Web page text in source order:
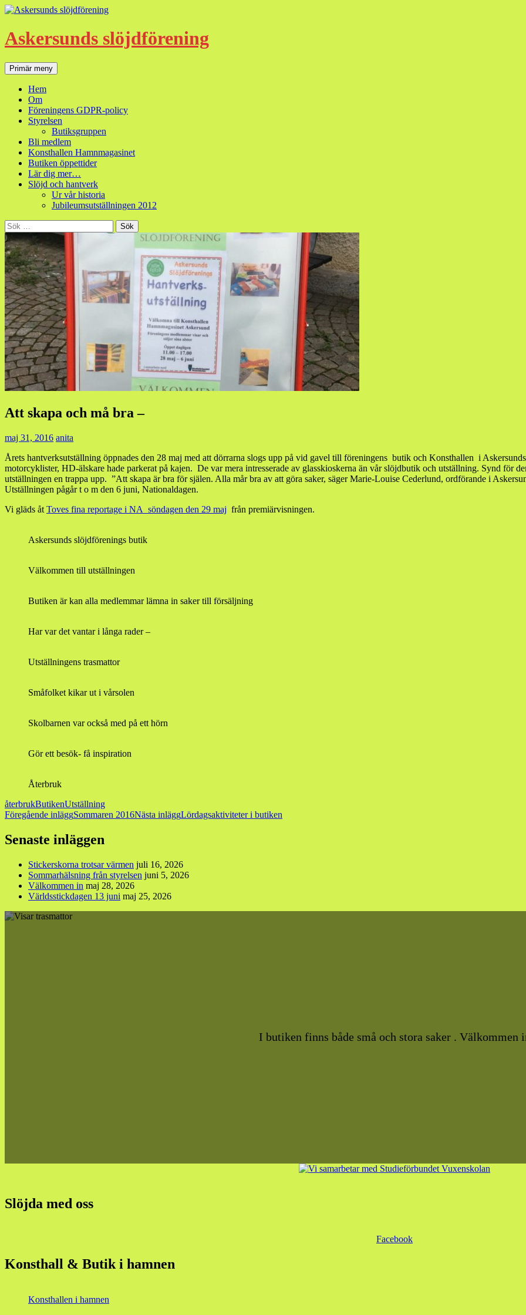
Hoppa
innehåll
Askersunds slöjdförening
SökPrimär meny
Hem
Om
Föreningens GDPR-policy
Styrelsen
Butiksgruppen
Bli medlem
Konsthallen Hamnmagasinet
Butiken öppettider
Lär dig mer…
Slöjd och hantverk
Ur vår historia
Jubileumsutställningen 2012
Sök
efter:
Att skapa och må bra –
maj 31, 2016 anita
Årets hantverksutställning öppnades den 28 maj med att dörrarna slogs upp på vid gavel till föreningens butik och Konsthallen i
motorcyklister, HD-älskare hade parkerat på kajen. De var mera intresserade av glasskioskerna än vår slöjdbutik och utställning. Synd för
utställningen en trappa upp. ”Att skapa är bra för själen. Alla mår bra av att göra saker, säger Marie-Louise Cederlund, ordförande i
Utställningen pågår t o m den 6 juni, Nationaldagen.
Vi gläds åt Toves fina reportage i NA söndagen den 29 maj från premiärvisningen.
Askersunds slöjdförenings butik
Välkommen till utställningen
Butiken är kan alla medlemmar lämna in saker till försäljning
Har var det vantar i långa rader –
Utställningens trasmattor
Småfolket kikar ut i vårsolen
Skolbarnen var också med på ett hörn
Gör ett besök- få inspiration
Återbruk
återbrukButikenUtställning
Inläggsnavigering
Föregående inläggSommaren 2016Nästa inläggLördagsaktiviteter i butiken
Senaste inläggen
Stickerskorna trotsar värmen juli 16, 2026
Sommarhälsning från styrelsen juni 5, 2026
Välkommen in maj 28, 2026
Världsstickdagen 13 juni maj 25, 2026
I butiken finns både små och stora saker . Välkommen
Slöjda med oss
Facebook
Konsthall & Butik i hamnen
Konsthallen i hamnen